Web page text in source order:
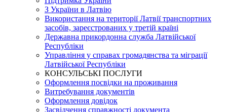
З України в Латвію
Використання на території Латвії транспортних
засобів, зареєстрованих у третій країні
Державна прикордонна служба Латвійської
Республіки
Управління у справах громадянства та міграції
Латвійської Республіки
КОНСУЛЬСЬКІ ПОСЛУГИ
Оформлення посвідки на проживання
Витребування документів
Оформлення довідок
Засвідчення справжності документа